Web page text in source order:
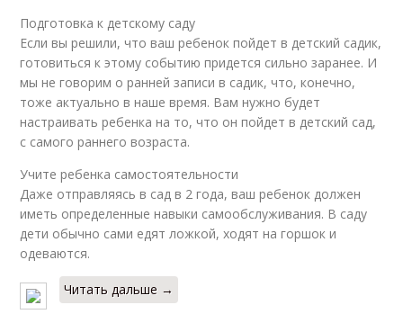
Подготовка к детскому саду
Если вы решили, что ваш ребенок пойдет в детский садик,
готовиться к этому событию придется сильно заранее. И
мы не говорим о ранней записи в садик, что, конечно,
тоже актуально в наше время. Вам нужно будет
настраивать ребенка на то, что он пойдет в детский сад,
с самого раннего возраста.
Учите ребенка самостоятельности
Даже отправляясь в сад в 2 года, ваш ребенок должен
иметь определенные навыки самообслуживания. В саду
дети обычно сами едят ложкой, ходят на горшок и
одеваются.
Читать дальше →